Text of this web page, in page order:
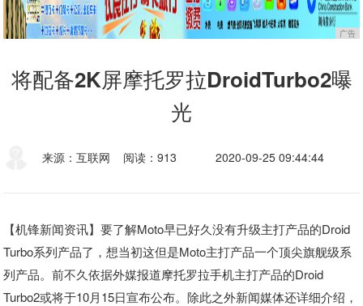
广告
将配备2K屏摩托罗拉DroidTurbo2曝
光
来源：互联网 阅读：913 2020-09-25 09:44:44
【机锋新闻资讯】要了解Moto早已好久没有升级主打产品的Droid
Turbo系列产品了，想当初这但是Moto主打产品一个顶尖旗舰级系
列产品。前不久依据外媒报道摩托罗拉手机主打产品的Droid
Turbo2或将于10月15日宣布公布。除此之外新闻媒体还详细介绍，